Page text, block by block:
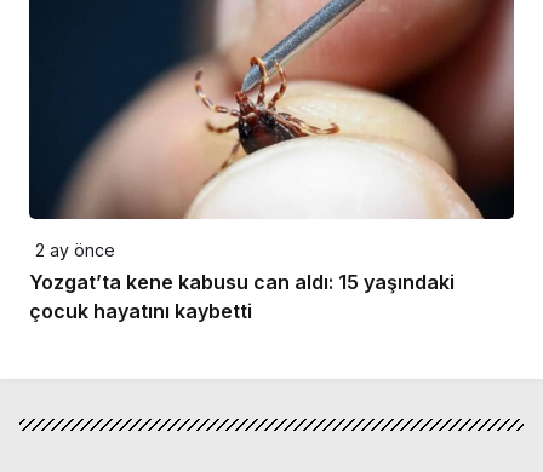
2 ay önce
Yozgat’ta kene kabusu can aldı: 15 yaşındaki
çocuk hayatını kaybetti